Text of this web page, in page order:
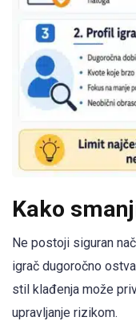
Kako
Ne postoji siguran
igrač dugoročno
stil klađenja može
upravljanje rizikom.